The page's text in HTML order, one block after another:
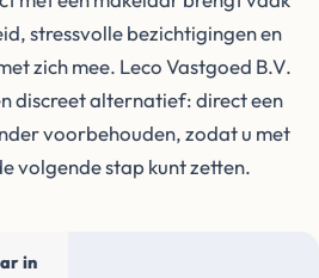
stressvolle bezichtigingen en
zich mee. Leco Vastgoed B.V.
discreet alternatief: direct een
voorbehouden, zodat u met
volgende stap kunt zetten.
in